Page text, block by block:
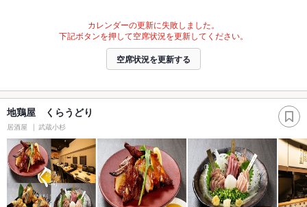
カレンダーの更新に失敗しました。
下記ボタンを押して空席状況を更新してください。
空席状況を更新する
地鶏屋 くらうどり
居酒屋 武蔵小杉